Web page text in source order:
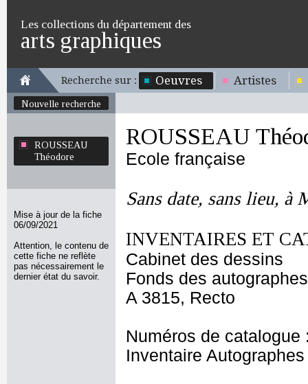
Les collections du département des
arts graphiques
Recherche sur : Oeuvres Artistes
Nouvelle recherche
ROUSSEAU
Théodore
Mise à jour de la fiche
06/09/2021
Attention, le contenu de
cette fiche ne reflète
pas nécessairement le
dernier état du savoir.
ROUSSEAU
Ecole française
Sans date, sans lieu, à
INVENTAIRES ET
Cabinet des dessins
Fonds des autographes
A 3815, Recto
Numéros de catalogue
Inventaire